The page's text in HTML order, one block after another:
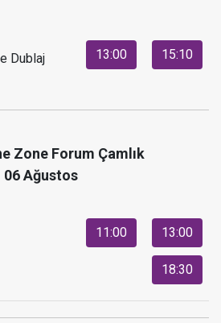
Dublaj 13:00 15:10
Zone Forum Çamlık
06 Ağustos
11:00 13:00
18:30